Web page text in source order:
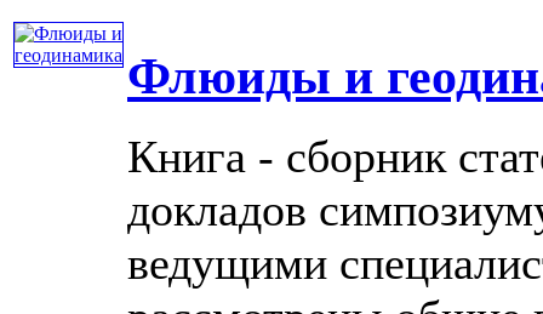
Флюиды и
Книга - сборник
докладов
ведущими